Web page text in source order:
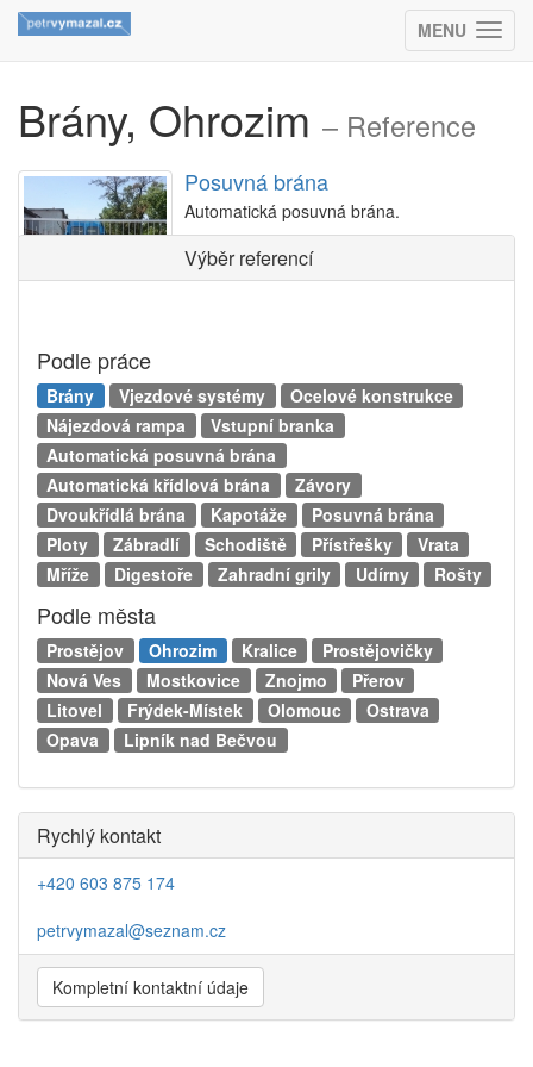
MENU
Brány, Ohrozim – Reference
Posuvná brána
Automatická posuvná brána.
Výběr referencí
Podle práce
Brány Vjezdové systémy
Ocelové konstrukce
Nájezdová rampa
Vstupní branka
Automatická posuvná brána
Automatická křídlová brána
Závory
Dvoukřídlá brána
Kapotáže
Posuvná brána
Ploty
Zábradlí Schodiště Přístřešky
Vrata
Mříže
Digestoře Zahradní grily Udírny Rošty
Podle města
Prostějov Ohrozim Kralice
Prostějovičky
Nová Ves
Mostkovice Znojmo
Přerov
Litovel
Frýdek-Místek Olomouc
Ostrava
Opava
Lipník nad Bečvou
Rychlý kontakt
+420 603 875 174
petrvymazal@seznam.cz
Kompletní kontaktní údaje